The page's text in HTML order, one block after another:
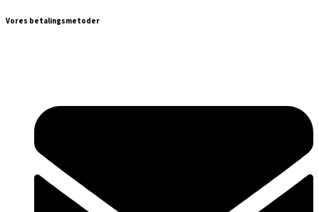
Vores betalingsmetoder